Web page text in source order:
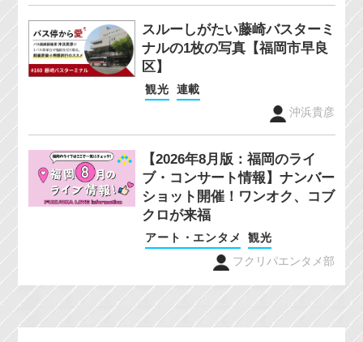
スルーしがたい藤崎バスターミ
ナルの1枚の写真【福岡市早良
区】
観光
連載
沖浜貴彦
【2026年8月版：福岡のライ
ブ・コンサート情報】ナンバー
ショット開催！ワンオク、コブ
クロが来福
アート・エンタメ
観光
フクリパエンタメ部